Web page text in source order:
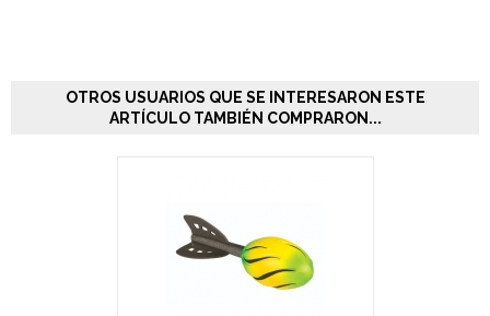
OTROS USUARIOS QUE SE INTERESARON ESTE
ARTÍCULO TAMBIÉN COMPRARON...